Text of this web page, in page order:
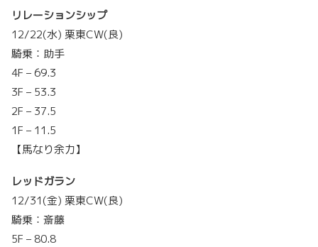
リレーションシップ
12/22(水) 栗東CW(良)
騎乗：助手
4F – 69.3
3F – 53.3
2F – 37.5
1F – 11.5
【馬なり余力】
レッドガラン
12/31(金) 栗東CW(良)
騎乗：斎藤
5F – 80.8